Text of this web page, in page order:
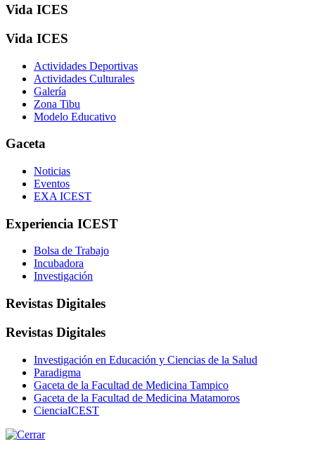
Vida ICES
Vida ICES
Actividades Deportivas
Actividades Culturales
Galería
Zona Tibu
Modelo Educativo
Gaceta
Noticias
Eventos
EXA ICEST
Experiencia ICEST
Bolsa de Trabajo
Incubadora
Investigación
Revistas Digitales
Revistas Digitales
Investigación en Educación y Ciencias de la Salud
Paradigma
Gaceta de la Facultad de Medicina Tampico
Gaceta de la Facultad de Medicina Matamoros
CienciaICEST